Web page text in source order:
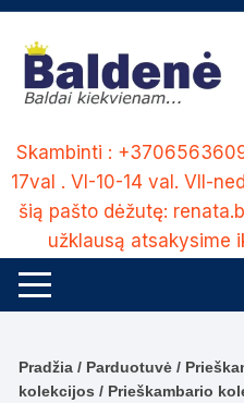
Skip
content
Skambinti :
17val . VI-10-14 val. VII-
šią pašto dėžutę:
užklausą atsakysime
Pradžia / Parduotuvė /
kolekcijos / Prieškambario